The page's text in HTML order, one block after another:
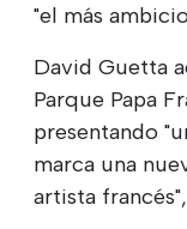
"el más
David Guetta
Parque Papa
presentando
marca una
artista